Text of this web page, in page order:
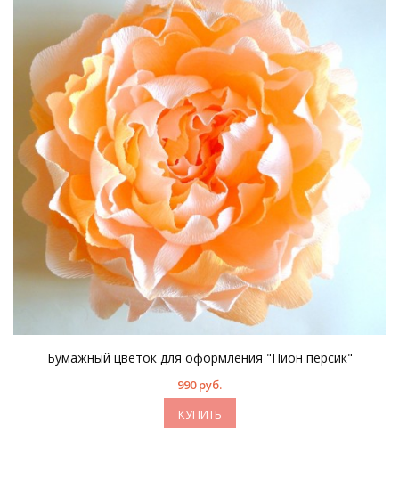
Бумажный цветок для оформления "Пион персик"
990 руб.
КУПИТЬ